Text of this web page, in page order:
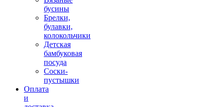
бусины
Брелки,
булавки,
колокольчики
Детская
бамбуковая
посуда
Соски-
пустышки
Оплата
и